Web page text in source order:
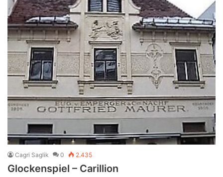
Cagri Saglik 0 2.435
Glockenspiel – Carillion